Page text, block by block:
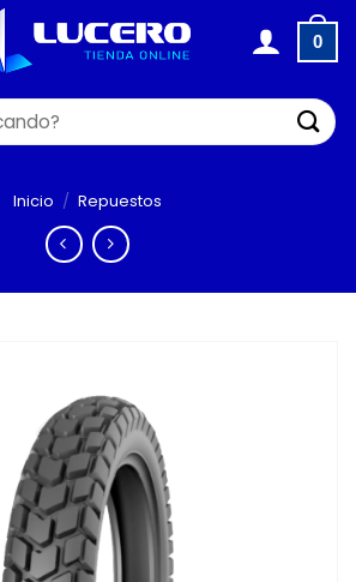
0
Inicio / Repuestos